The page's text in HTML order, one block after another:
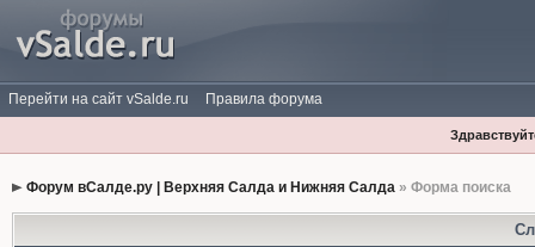
Перейти на сайт vSalde.ru Правила форума
Форум вСалде.ру | Верхняя Салда и Нижняя Салда» Форма поиска